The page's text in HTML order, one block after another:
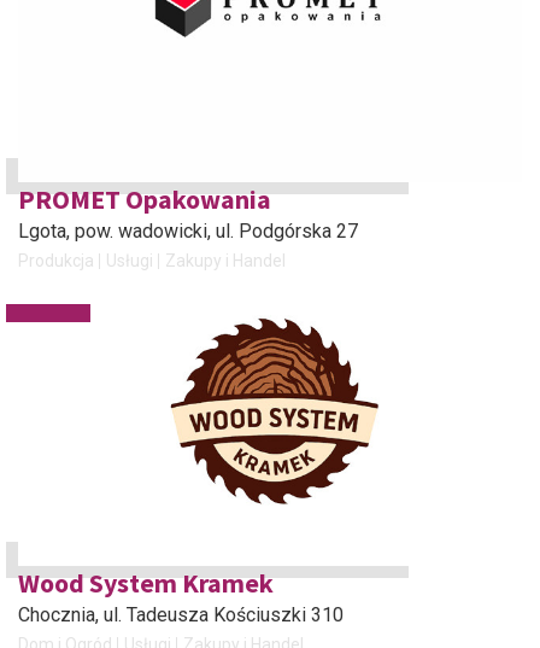
PROMET Opakowania
Lgota, pow. wadowicki, ul. Podgórska 27
Produkcja Usługi Zakupy i Handel
Wood System Kramek
Chocznia, ul. Tadeusza Kościuszki 310